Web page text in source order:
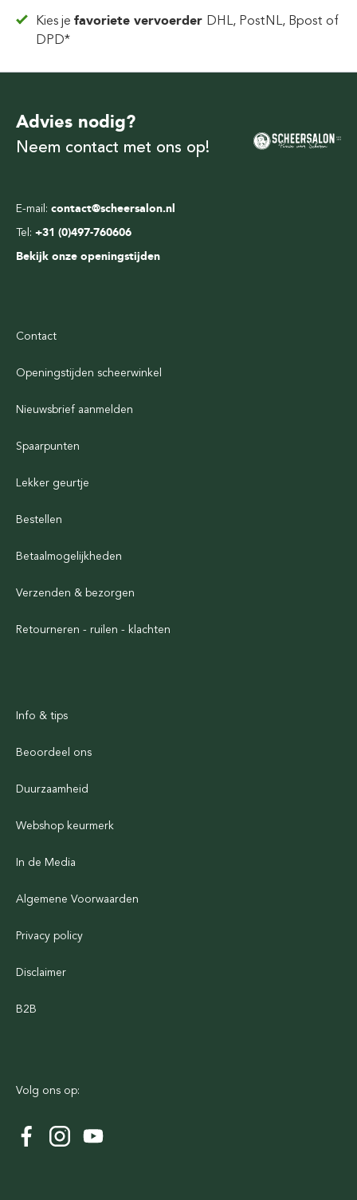
Kies jefavoriete vervoerder DHL, PostNL, Bpost of
DPD*
E-mail: contact@scheersalon.nl
Tel: +31 (0)497-760606
Bekijk onze openingstijden
Advies nodig?
Neem contact met ons op!
Contact
Openingstijden scheerwinkel
Nieuwsbrief aanmelden
Spaarpunten
Lekker geurtje
Bestellen
Betaalmogelijkheden
Verzenden & bezorgen
Retourneren - ruilen - klachten
Info & tips
Beoordeel ons
Duurzaamheid
Webshop keurmerk
In de Media
Algemene Voorwaarden
Privacy policy
Disclaimer
B2B
Volg ons op: